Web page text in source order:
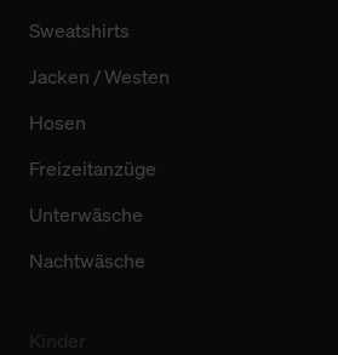
Sweatshirts
Jacken / Westen
Hosen
Freizeitanzüge
Unterwäsche
Nachtwäsche